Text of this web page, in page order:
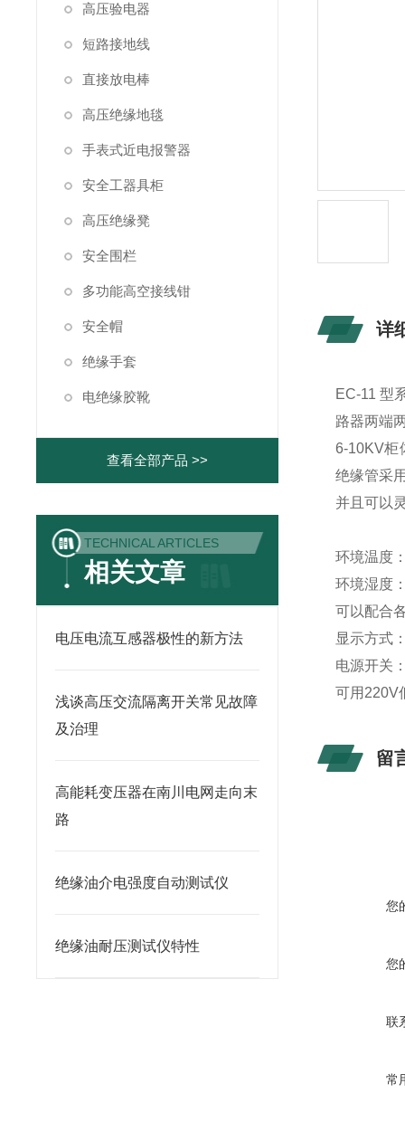
高压验电器
短路接地线
直接放电棒
高压绝缘地毯
手表式近电报警器
安全工器具柜
高压绝缘凳
安全围栏
多功能高空接线钳
安全帽
绝缘手套
电绝缘胶靴
查看全部产品 >>
TECHNICAL ARTICLES
相关文章
电压电流互感器极性的新方法
浅谈高压交流隔离开关常见故障
及治理
高能耗变压器在南川电网走向末
路
绝缘油介电强度自动测试仪
绝缘油耐压测试仪特性
详
EC-11 型
路器两端
6-10KV柜
绝缘管采
并且可以
环境温度
环境湿度
可以配合
显示方式
电源开关
可用220V
留
您
您
联
常